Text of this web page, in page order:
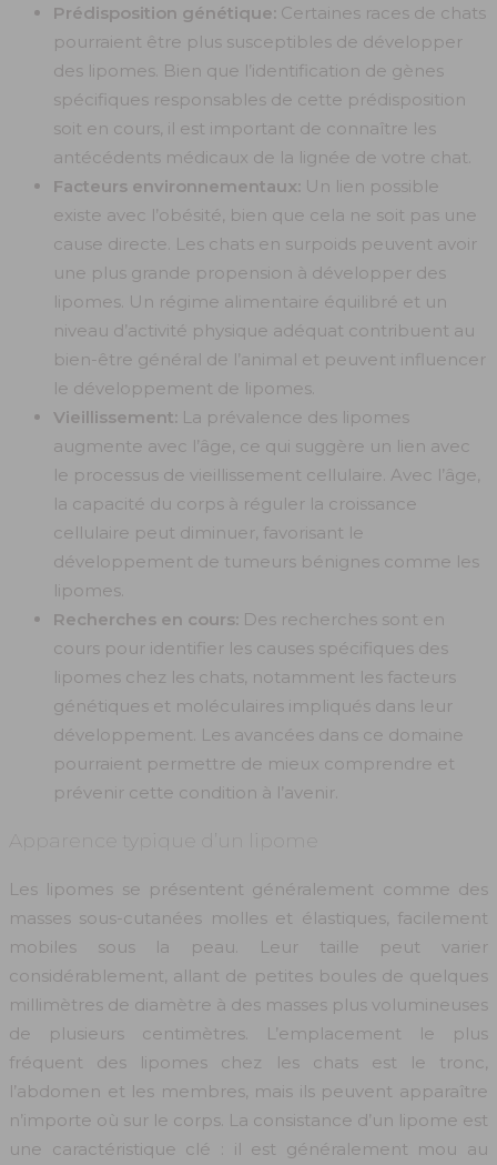
Prédisposition génétique: Certaines races de chats
pourraient être plus susceptibles de développer
des lipomes. Bien que l’identification de gènes
spécifiques responsables de cette prédisposition
soit en cours, il est important de connaître les
antécédents médicaux de la lignée de votre chat.
Facteurs environnementaux: Un lien possible
existe avec l’obésité, bien que cela ne soit pas une
cause directe. Les chats en surpoids peuvent avoir
une plus grande propension à développer des
lipomes. Un régime alimentaire équilibré et un
niveau d’activité physique adéquat contribuent au
bien-être général de l’animal et peuvent influencer
le développement de lipomes.
Vieillissement: La prévalence des lipomes
augmente avec l’âge, ce qui suggère un lien avec
le processus de vieillissement cellulaire. Avec l’âge,
la capacité du corps à réguler la croissance
cellulaire peut diminuer, favorisant le
développement de tumeurs bénignes comme les
lipomes.
Recherches en cours: Des recherches sont en
cours pour identifier les causes spécifiques des
lipomes chez les chats, notamment les facteurs
génétiques et moléculaires impliqués dans leur
développement. Les avancées dans ce domaine
pourraient permettre de mieux comprendre et
prévenir cette condition à l’avenir.
Apparence typique d’un lipome
Les lipomes se présentent généralement comme des
masses sous-cutanées molles et élastiques, facilement
mobiles sous la peau. Leur taille peut varier
considérablement, allant de petites boules de quelques
millimètres de diamètre à des masses plus volumineuses
de plusieurs centimètres. L’emplacement le plus
fréquent des lipomes chez les chats est le tronc,
l’abdomen et les membres, mais ils peuvent apparaître
n’importe où sur le corps. La consistance d’un lipome est
une caractéristique clé : il est généralement mou au